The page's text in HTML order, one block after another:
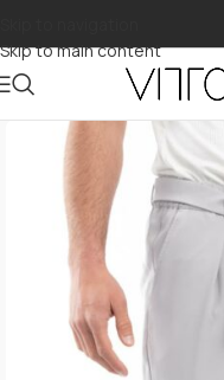
Skip to main content